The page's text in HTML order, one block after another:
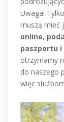
Uwaga!
muszą mieć
online,
paszportu i
otrzymamy
do naszego
więc